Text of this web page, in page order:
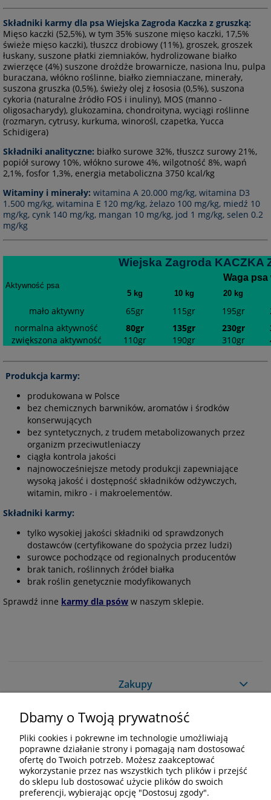
Składniki karmy dla psa Wiejska Zagroda Kaczka z gruszką:
Mięso kaczki (52,5%), w tym 35% suszone mięso kaczki, 17,5%
świeże mięso kaczki), tłuszcz drobiowy (11%), groszek, groszek
łuskany, suszone płatki ziemniaków, hydrolizowane białko
zwierzęce (4%) suszone drożdże browarnicze, nasiona lnu, pulpa
buraczana, włókno roślinne, białko ziemniaczane, minerały,
suszona gruszka (0,5%), świeży olej z łososia (0,5%), suszona
cykoria (naturalne źródło FOS i inuliny), MOS (manno -
oligosacharydy), glukozamina, chondroityna, wyciągi roślinne
(rozmaryn, cytrusy, kurkuma, winorośl, czapetka, Yucca
Schidigera)
Składniki analityczne: białko surowe 32%, tłuszcz surowy 21%,
popiół surowy 10%, włókno surowe 4%, wilgotność 8%, wapń
2,1%, fosfor 1,3%, energia metaboliczna 3750 kcal/kg
Witaminy i minerały: witamina A 20.000 mg/kg, witamina D3
1.500 mg/kg, witamina E 120 mg/kg, żelazo 100 mg/kg, miedź 10
mg/kg, cynk 140 mg/kg, mangan 10 mg/kg, jod 1 mg/kg, selen 0.2
mg/kg
Wiejska Zagroda KACZKA
Aktywność psa
Waga
5 kg 10 kg 20 kg
mało aktywny 65gr 115gr 195gr
normalna aktywność
80gr 135gr 230gr
zwiększona aktywność
110gr 190gr 310gr
Produkcja karmy:
produkowana w Polsce
bez chemicznych barwników, aromatów i środków
konserwujących
bez syntetycznych, z trudem metabolizowanych przez
organizm przeciwutleniaczy
ciągła kontrola jakości
najnowocześniejsze metody produkcji zapewniające
wysoką jakość i dostępność składników odżywczych,
witamin, mikro - i makroelementów.
Składniki karmy:
tylko wysokiej jakości składniki od sprawdzonych
dostawców (certyfikowane do spożycia przez ludzi)
surowce pochodzące od regionalnych producentów
brak tanich, roślinnych źródeł białka
brak roślin genetycznie modyfikowanych
Sprawdź inne karmy dla psów w naszym sklepie.
Zakupy
Pomoc
Moje konto
Informacje
Dbamy o Twoją prywatność
Pliki cookies i pokrewne im technologie umożliwiają
poprawne działanie strony i pomagają nam dostosować
ofertę do Twoich potrzeb. Możesz zaakceptować
wykorzystanie przez nas wszystkich tych plików i przejść
do sklepu lub dostosować użycie plików do swoich
preferencji, wybierając opcję "Dostosuj zgody".